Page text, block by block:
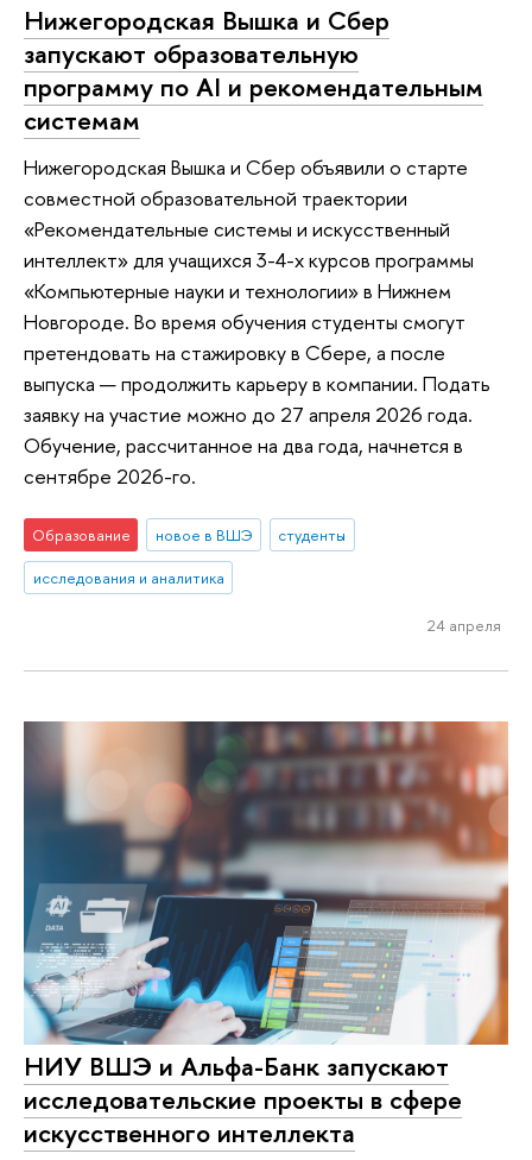
Нижегородская Вышка и Сбер
запускают образовательную
программу по AI и рекомендательным
системам
Нижегородская Вышка и Сбер объявили о старте
совместной образовательной траектории
«Рекомендательные системы и искусственный
интеллект» для учащихся 3-4-х курсов программы
«Компьютерные науки и технологии» в Нижнем
Новгороде. Во время обучения студенты смогут
претендовать на стажировку в Сбере, а после
выпуска — продолжить карьеру в компании. Подать
заявку на участие можно до 27 апреля 2026 года.
Обучение, рассчитанное на два года, начнется в
сентябре 2026-го.
Образование новое в ВШЭ
студенты
исследования и аналитика
24 апреля
НИУ ВШЭ и Альфа-Банк запускают
исследовательские проекты в сфере
искусственного интеллекта